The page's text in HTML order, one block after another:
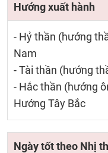
Hướng xuất hành
- Hỷ thần (hướng
Nam
- Tài thần (hướng
- Hắc thần (hướng
Hướng Tây Bắc
Ngày tốt theo Nhị